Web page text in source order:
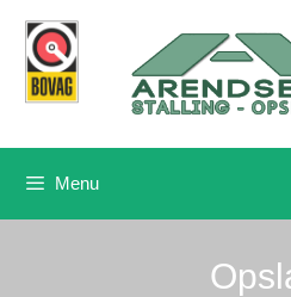
naar
inhoud
Menu